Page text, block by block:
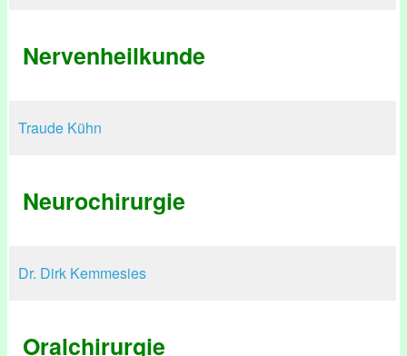
Nervenheilkunde
Traude Kühn
Neurochirurgie
Dr. Dirk Kemmesies
Oralchirurgie